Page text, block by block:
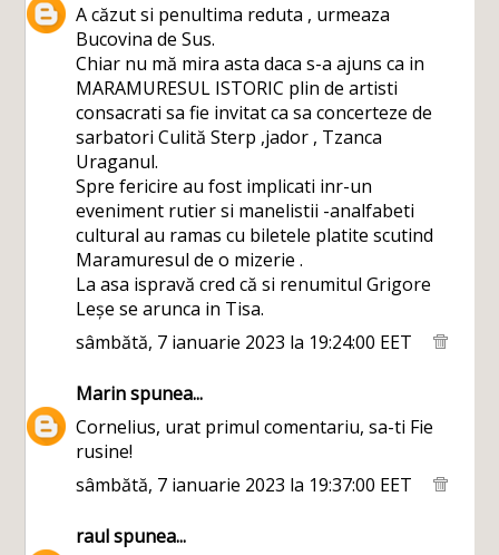
A căzut si penultima reduta , urmeaza
Bucovina de Sus.
Chiar nu mă mira asta daca s-a ajuns ca in
MARAMURESUL ISTORIC plin de artisti
consacrati sa fie invitat ca sa concerteze de
sarbatori Culită Sterp ,jador , Tzanca
Uraganul.
Spre fericire au fost implicati inr-un
eveniment rutier si manelistii -analfabeti
cultural au ramas cu biletele platite scutind
Maramuresul de o mizerie .
La asa ispravă cred că si renumitul Grigore
Leșe se arunca in Tisa.
sâmbătă, 7 ianuarie 2023 la 19:24:00 EET
Marinspunea...
Cornelius, urat primul comentariu, sa-ti Fie
rusine!
sâmbătă, 7 ianuarie 2023 la 19:37:00 EET
raulspunea...